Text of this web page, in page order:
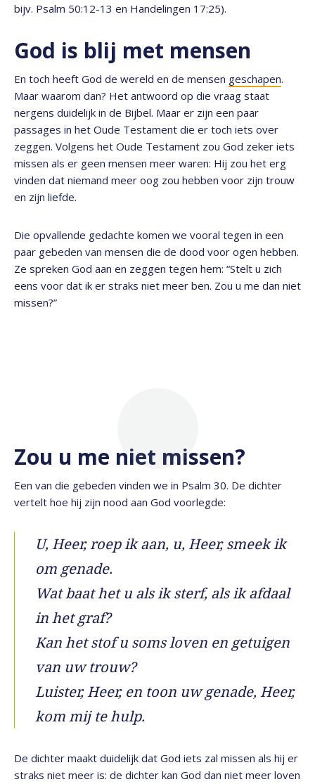
bijv. Psalm 50:12-13 en Handelingen 17:25).
God is blij met mensen
En toch heeft God de wereld en de mensen geschapen.
Maar waarom dan? Het antwoord op die vraag staat
nergens duidelijk in de Bijbel. Maar er zijn een paar
passages in het Oude Testament die er toch iets over
zeggen. Volgens het Oude Testament zou God zeker iets
missen als er geen mensen meer waren: Hij zou het erg
vinden dat niemand meer oog zou hebben voor zijn trouw
en zijn liefde.
Die opvallende gedachte komen we vooral tegen in een
paar gebeden van mensen die de dood voor ogen hebben.
Ze spreken God aan en zeggen tegen hem: “Stelt u zich
eens voor dat ik er straks niet meer ben. Zou u me dan niet
missen?”
Zou u me niet missen?
Een van die gebeden vinden we in Psalm 30. De dichter
vertelt hoe hij zijn nood aan God voorlegde:
U, Heer, roep ik aan, u, Heer, smeek ik
om genade.
Wat baat het u als ik sterf, als ik afdaal
in het graf?
Kan het stof u soms loven en getuigen
van uw trouw?
Luister, Heer, en toon uw genade, Heer,
kom mij te hulp.
De dichter maakt duidelijk dat God iets zal missen als hij er
straks niet meer is: de dichter kan God dan niet meer loven